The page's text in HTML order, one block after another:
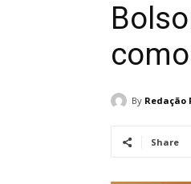
By Redação
Share